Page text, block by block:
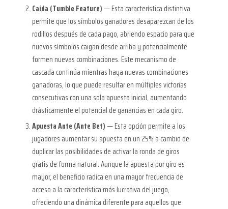
Caída (Tumble Feature)— Esta característica distintiva
permite que los símbolos ganadores desaparezcan de los
rodillos después de cada pago, abriendo espacio para que
nuevos símbolos caigan desde arriba y potencialmente
formen nuevas combinaciones. Este mecanismo de
cascada continúa mientras haya nuevas combinaciones
ganadoras, lo que puede resultar en múltiples victorias
consecutivas con una sola apuesta inicial, aumentando
drásticamente el potencial de ganancias en cada giro.
Apuesta Ante (Ante Bet)— Esta opción permite a los
jugadores aumentar su apuesta en un 25% a cambio de
duplicar las posibilidades de activar la ronda de giros
gratis de forma natural. Aunque la apuesta por giro es
mayor, el beneficio radica en una mayor frecuencia de
acceso a la característica más lucrativa del juego,
ofreciendo una dinámica diferente para aquellos que